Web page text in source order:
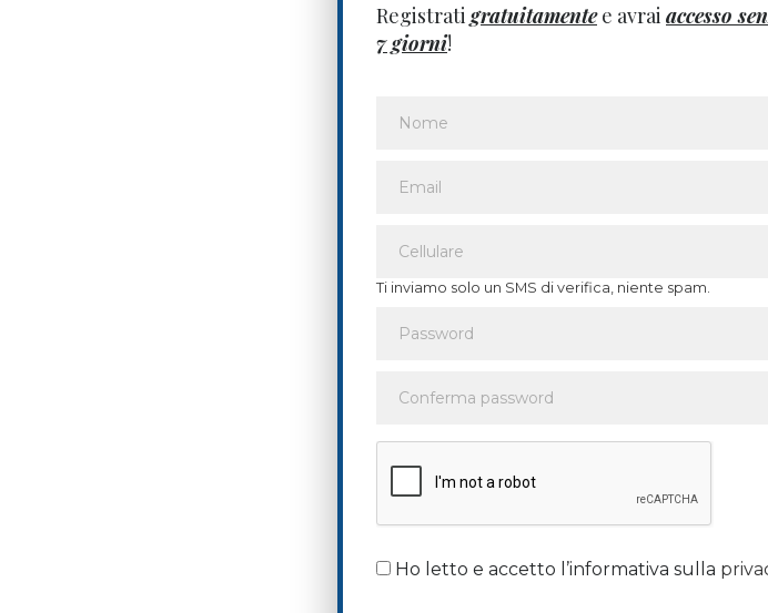
Registrati gratuitamentee avrai accesso
7 giorni!
Ti inviamo solo un SMS di verifica, niente spam.
Ho letto e accetto l’informativa sulla